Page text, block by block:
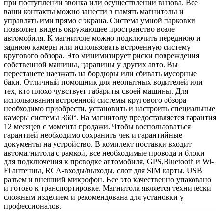
при поступлении звонка или осуществлении вызова. Все
ваши контакты можно занести в память магнитолы и
управлять ими прямо с экрана. Система умной парковки
позволяет видеть окружающее пространство возле
автомобиля. К магнитоле можно подключить переднюю и
заднюю камеры или использовать встроенную систему
кругового обзора. Это минимизирует риски повреждения
собственной машины, царапины у других авто. Вы
перестанете наезжать на бордюры или сбивать мусорные
баки. Отличный помощник для неопытных водителей или
тех, кто плохо чувствует габариты своей машины. Для
использования встроенной системы кругового обзора
необходимо приобрести, установить и настроить специальные
камеры системы 360°. На магнитолу предоставляется гарантия
12 месяцев с момента продажи. Чтобы воспользоваться
гарантией необходимо сохранить чек и гарантийные
документы на устройство. В комплект поставки входит
автомагнитола с рамкой, все необходимые провода и блоки
для подключения к проводке автомобиля, GPS,Bluetooth и Wi-
Fi антенны, RCA-входы/выходы, слот для SIM карты, USB
разъем и внешний микрофон. Все это качественно упаковано
и готово к транспортировке. Магнитола является технически
сложным изделием и рекомендована для установки у
профессионалов.